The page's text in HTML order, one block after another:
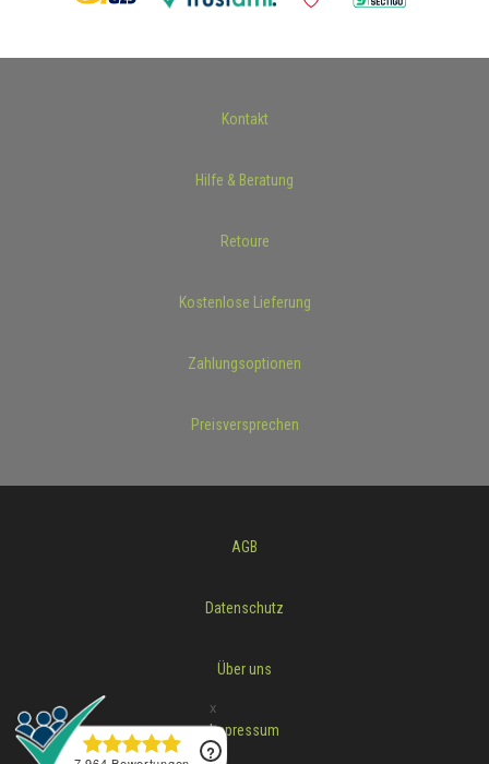
Kontakt
Hilfe & Beratung
Retoure
Kostenlose Lieferung
Zahlungsoptionen
Preisversprechen
AGB
Datenschutz
Über uns
Impressum